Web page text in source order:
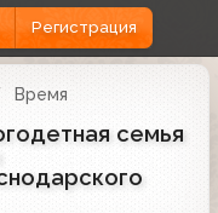
Регистрация
Время
семья